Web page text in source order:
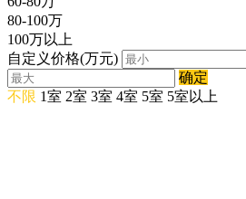
80-100万
100万以上
自定义价格(万元)
确定
不限 1室 2室 3室 4室 5室 5室以上